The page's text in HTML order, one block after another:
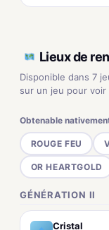
Lieux de
Disponible dans 7
sur un jeu pour voir
Obtenable
ROUGE FEU
OR HEARTGOLD
GÉNÉRATION II
Cristal